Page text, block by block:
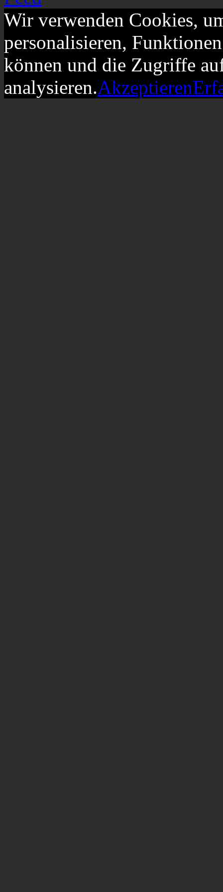
Wir verwenden Cookies,
personalisieren,
können und die Zugriffe
analysieren.Akzeptieren